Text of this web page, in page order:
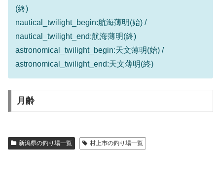
(終)
nautical_twilight_begin:航海薄明(始) /
nautical_twilight_end:航海薄明(終)
astronomical_twilight_begin:天文薄明(始) /
astronomical_twilight_end:天文薄明(終)
月齢
新潟県の釣り場一覧 村上市の釣り場一覧